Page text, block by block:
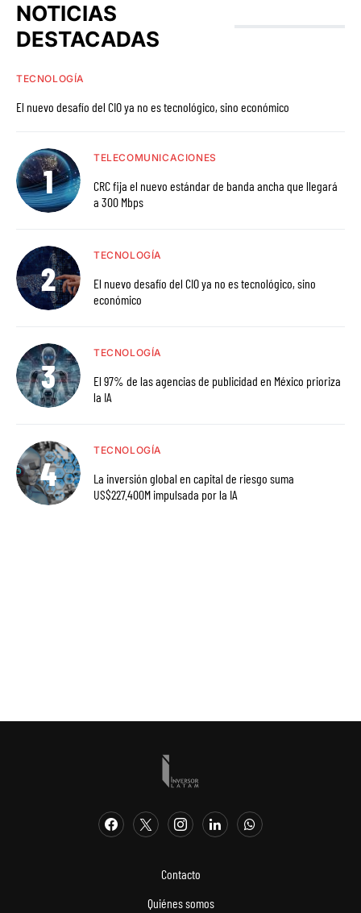
NOTICIAS
DESTACADAS
TECNOLOGÍA
El nuevo desafío del CIO ya no es tecnológico, sino económico
TELECOMUNICACIONES
CRC fija el nuevo estándar de banda ancha que llegará
a 300 Mbps
TECNOLOGÍA
El nuevo desafío del CIO ya no es tecnológico, sino
económico
TECNOLOGÍA
El 97% de las agencias de publicidad en México prioriza
la IA
TECNOLOGÍA
La inversión global en capital de riesgo suma
US$227.400M impulsada por la IA
Contacto
Quiénes somos